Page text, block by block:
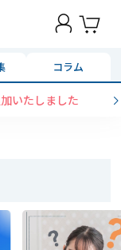
コラム
いたしました